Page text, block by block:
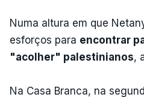
Numa altura em que
esforços para encontrar
"acolher" palestinianos,
Na Casa Branca, na